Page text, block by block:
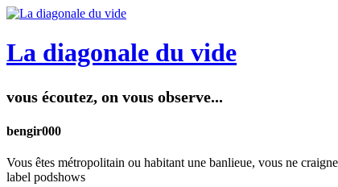
La diagonale du vide
vous écoutez, on vous observe...
bengir000
Vous êtes métropolitain ou habitant une banlieue, vous ne
label podshows